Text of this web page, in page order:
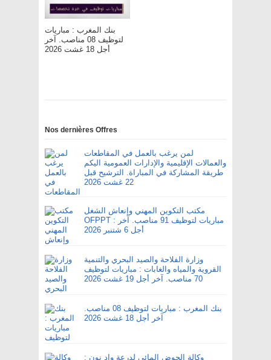
بنك المغرب : مباريات
لتوظيف 08 مناصب. آخر
أجل 18 غشت 2026
Nos dernières Offres
لمن يرغب بالعمل في المقاطعات
والعمالات الإقليمية والإدارات العمومية اليكم
طريقة المشاركة في المباراة. الترشيح قبل
22 غشت 2026
مكتب التكوين المهني وإنعاش الشغل
OFPPT : مباريات لتوظيف 91 مناصب. آخر
أجل 6 شتنبر 2026
وزارة الفلاحة والصيد البحري والتنمية
القروية والمياه والغابات : مباريات لتوظيف
70 مناصب. آخر أجل 19 غشت 2026
بنك المغرب : مباريات لتوظيف 08 مناصب.
آخر أجل 18 غشت 2026
وكالة الحوض المائي لدرعة واد نون :